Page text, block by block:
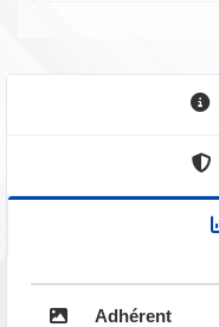
Adhérent